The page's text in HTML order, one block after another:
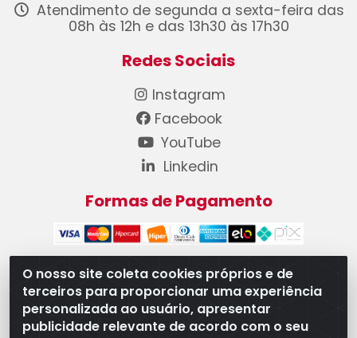
O nosso site coleta cookies próprios e de
terceiros para proporcionar uma experiência
personalizada ao usuário, apresentar
publicidade relevante de acordo com o seu
Atendimento de segunda a sexta-feira das
08h às 12h e das 13h30 às 17h30
Redes Sociais
Instagram
Facebook
YouTube
Linkedin
Formas de Pagamento
WB Componentes Automotivos LTDA - CNPJ
08.528.393/0001-12 - Rua do Níquel, 667 - Parque
Oeste Industrial, Goiânia/GO - CEP 74375-660